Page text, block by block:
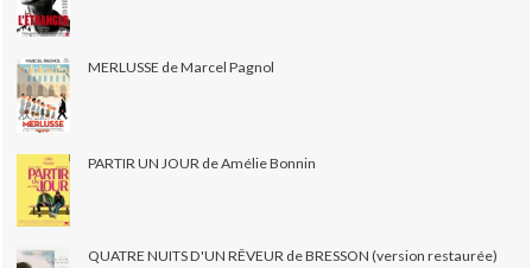
MERLUSSE de Marcel Pagnol
PARTIR UN JOUR de Amélie Bonnin
QUATRE NUITS D'UN RÊVEUR de BRESSON (version restaurée)